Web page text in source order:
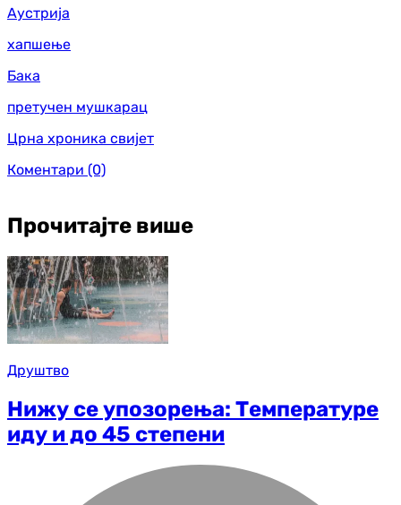
Аустрија
хапшење
Бака
претучен мушкарац
Црна хроника свијет
Коментари (0)
Прочитајте више
Друштво
Нижу се упозорења: Температуре
иду и до 45 степени